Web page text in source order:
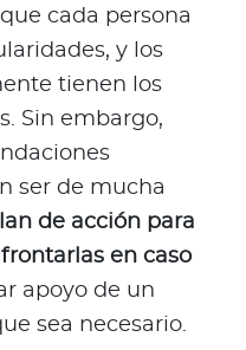
cada persona
y los
tienen los
Sin embargo,
ser de mucha
de acción para
en caso
apoyo de un
sea necesario.